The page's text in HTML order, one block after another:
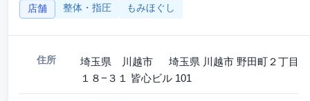
店舗 整体・指圧 もみほぐし
住所
埼玉県 川越市 埼玉県 川越市 野田町２丁目
１８−３１ 皆心ビル 101